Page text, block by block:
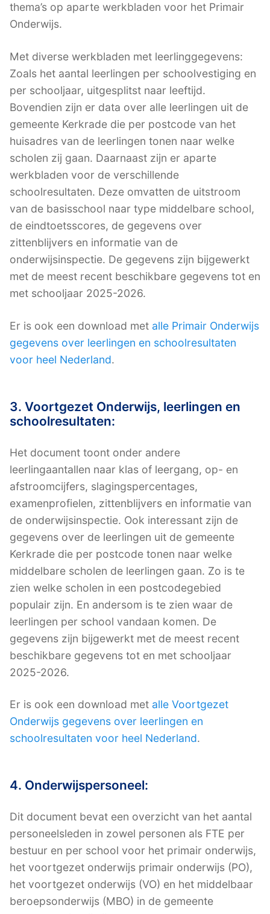
thema’s op aparte werkbladen voor het Primair
Onderwijs.
Met diverse werkbladen met leerlinggegevens:
Zoals het aantal leerlingen per schoolvestiging en
per schooljaar, uitgesplitst naar leeftijd.
Bovendien zijn er data over alle leerlingen uit de
gemeente Kerkrade die per postcode van het
huisadres van de leerlingen tonen naar welke
scholen zij gaan. Daarnaast zijn er aparte
werkbladen voor de verschillende
schoolresultaten. Deze omvatten de uitstroom
van de basisschool naar type middelbare school,
de eindtoetsscores, de gegevens over
zittenblijvers en informatie van de
onderwijsinspectie. De gegevens zijn bijgewerkt
met de meest recent beschikbare gegevens tot en
met schooljaar 2025-2026.
Er is ook een download met alle Primair Onderwijs
gegevens over leerlingen en schoolresultaten
voor heel Nederland.
3. Voortgezet Onderwijs, leerlingen en
schoolresultaten:
Het document toont onder andere
leerlingaantallen naar klas of leergang, op- en
afstroomcijfers, slagingspercentages,
examenprofielen, zittenblijvers en informatie van
de onderwijsinspectie. Ook interessant zijn de
gegevens over de leerlingen uit de gemeente
Kerkrade die per postcode tonen naar welke
middelbare scholen de leerlingen gaan. Zo is te
zien welke scholen in een postcodegebied
populair zijn. En andersom is te zien waar de
leerlingen per school vandaan komen. De
gegevens zijn bijgewerkt met de meest recent
beschikbare gegevens tot en met schooljaar
2025-2026.
Er is ook een download met alle Voortgezet
Onderwijs gegevens over leerlingen en
schoolresultaten voor heel Nederland.
4. Onderwijspersoneel:
Dit document bevat een overzicht van het aantal
personeelsleden in zowel personen als FTE per
bestuur en per school voor het primair onderwijs,
het voortgezet onderwijs primair onderwijs (PO),
het voortgezet onderwijs (VO) en het middelbaar
beroepsonderwijs (MBO) in de gemeente